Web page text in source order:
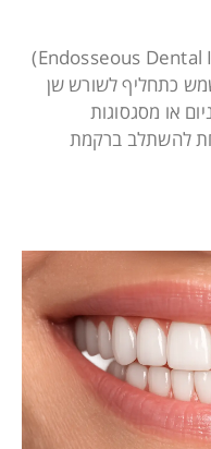
בהשתלת שיניים קלאסית (Endosseous Dental Implant)
כתחליף לשורש שן
או מסגסוגות
להשתלב ברקמת